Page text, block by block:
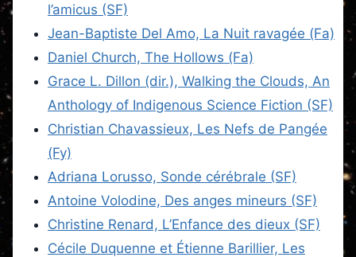
l’amicus (SF)
Jean-Baptiste Del Amo, La Nuit ravagée (Fa)
Daniel Church, The Hollows (Fa)
Grace L. Dillon (dir.), Walking the Clouds, An
Anthology of Indigenous Science Fiction (SF)
Christian Chavassieux, Les Nefs de Pangée
(Fy)
Adriana Lorusso, Sonde cérébrale (SF)
Antoine Volodine, Des anges mineurs (SF)
Christine Renard, L’Enfance des dieux (SF)
Cécile Duquenne et Étienne Barillier, Les